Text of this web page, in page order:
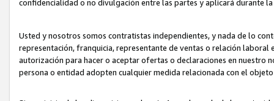
confidencialidad o no divulgación entre las partes y aplicará durante
Usted y nosotros somos contratistas independientes, y nada de lo
representación, franquicia, representante de ventas o relación
autorización para hacer o aceptar ofertas o declaraciones en nuestro
persona o entidad adopten cualquier medida relacionada con el